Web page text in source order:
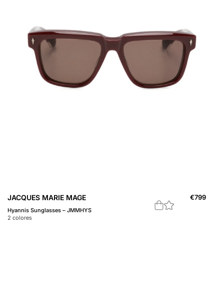
JACQUES MARIE MAGE
Hyannis Sunglasses – JMMHYS
2 colores
€799